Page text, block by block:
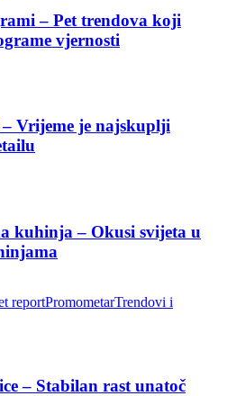
– Pet trendova koji
vjernosti
Vrijeme je najskuplji
kuhinja – Okusi svijeta u
reportPromometarTrendovi i
– Stabilan rast unatoč